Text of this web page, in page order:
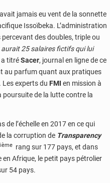
jamais eu vent de la sonnette
Issoïbeka. L’administration
des doubles, triple ou
aurait 25 salaires fictifs qui lui
titréSacer, journal en ligne de ce
au parfum quant aux pratiques
Les experts du FMI en mission à
poursuite de la lutte contre la
de l’échelle en 2017 en ce qui
la corruption de Transparency
ième rang sur 177 pays, et dans
Afrique, le petit pays pétrolier
54 pays.